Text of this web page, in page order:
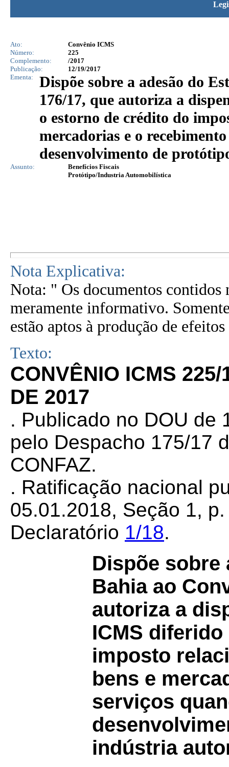
Ato:
Convênio ICMS
Número:
225
Complemento:
/2017
Publicação:
12/19/2017
Ementa:
Dispõe sobre a adesão do
176/17, que autoriza a
o estorno de crédito do
mercadorias e o
desenvolvimento de
Assunto:
Benefícios Fiscais
Protótipo/Industria Automobilística
Nota Explicativa:
Nota: " Os documentos contidos
meramente informativo.
estão aptos à produção de
Texto:
CONVÊNIO ICMS
DE 2017
. Publicado no DOU de
pelo Despacho 175/17
CONFAZ.
. Ratificação nacional
05.01.2018, Seção 1,
Declaratório 1/18.
Dispõe sobre
Bahia ao
autoriza a
ICMS
imposto
bens e
serviços
indústria